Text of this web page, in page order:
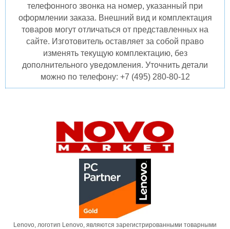
телефонного звонка на номер, указанный при
оформлении заказа. Внешний вид и комплектация
товаров могут отличаться от представленных на
сайте. Изготовитель оставляет за собой право
изменять текущую комплектацию, без
дополнительного уведомления. Уточнить детали
можно по телефону: +7 (495) 280-80-12
Lenovo, логотип Lenovo, являются зарегистрированными товарными